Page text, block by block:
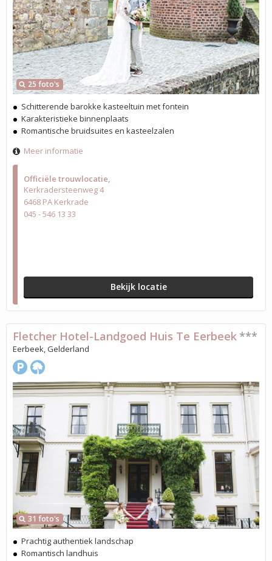
Officiële trouwlocatie
Kerkradersteenweg 4
6468 PA Kerkrade
045 - 546 13 33
Bekijk locatie
25 foto's
Schitterende barokke kasteeltuin met fontein
Karakteristieke binnenplaats
Romantische bruidsuites en kasteelzalen
Meer informatie
31 foto's
Fletcher Hotel-Landgoed Huis Te Eerbeek ***
Eerbeek, Gelderland
Prachtig authentiek landschap
Romantisch landhuis